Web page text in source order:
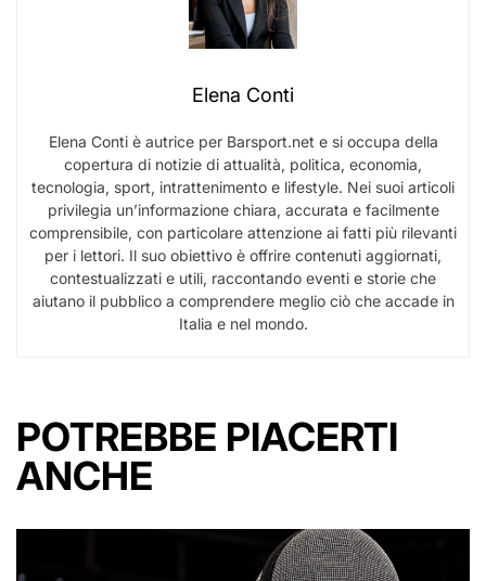
Elena Conti
Elena Conti è autrice per Barsport.net e si occupa della
copertura di notizie di attualità, politica, economia,
tecnologia, sport, intrattenimento e lifestyle. Nei suoi articoli
privilegia un’informazione chiara, accurata e facilmente
comprensibile, con particolare attenzione ai fatti più rilevanti
per i lettori. Il suo obiettivo è offrire contenuti aggiornati,
contestualizzati e utili, raccontando eventi e storie che
aiutano il pubblico a comprendere meglio ciò che accade in
Italia e nel mondo.
POTREBBE PIACERTI
ANCHE